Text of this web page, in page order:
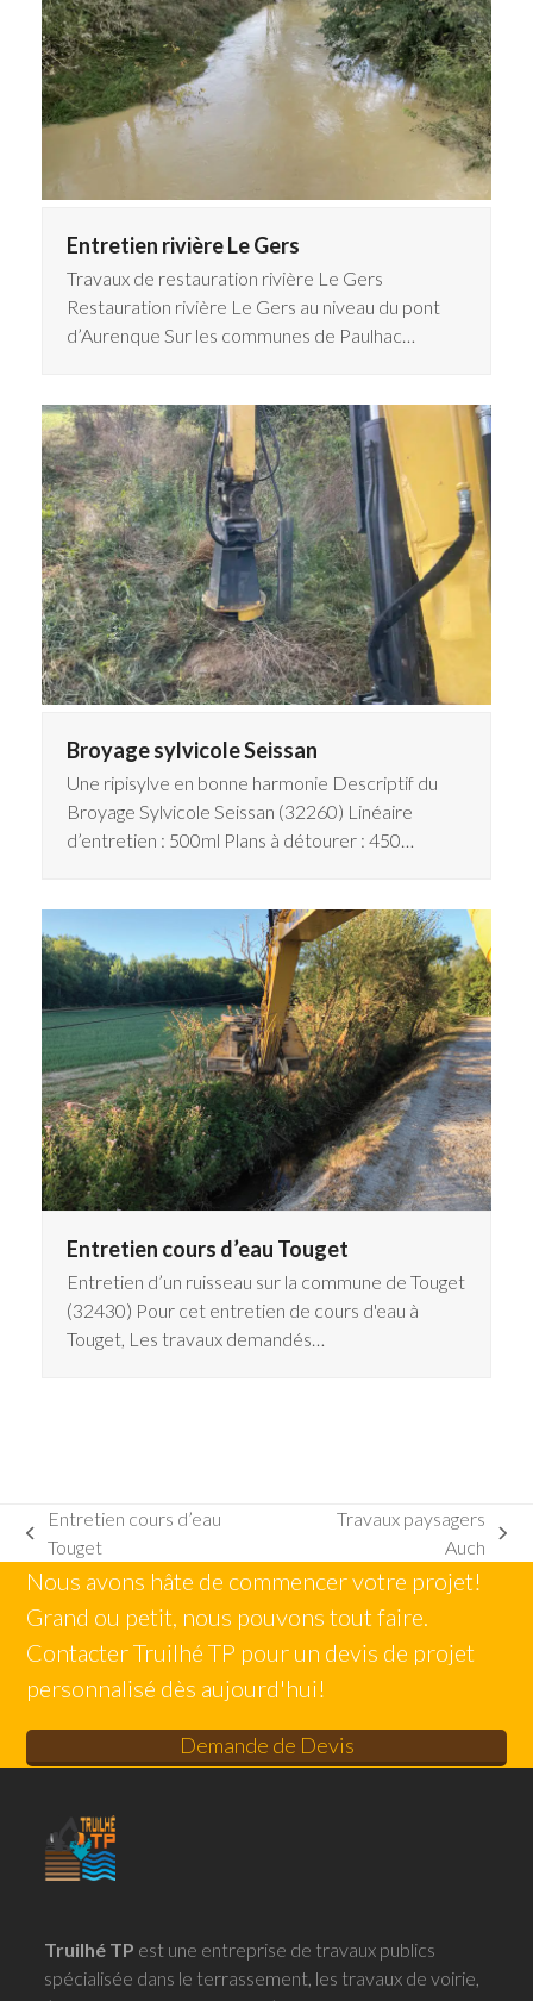
Entretien rivière Le Gers
Travaux de restauration rivière Le Gers
Restauration rivière Le Gers au niveau du pont
d’Aurenque Sur les communes de Paulhac…
Broyage sylvicole Seissan
Une ripisylve en bonne harmonie Descriptif du
Broyage Sylvicole Seissan (32260) Linéaire
d’entretien : 500ml Plans à détourer : 450…
Entretien cours d’eau Touget
Entretien d’un ruisseau sur la commune de Touget
(32430) Pour cet entretien de cours d'eau à
Touget, Les travaux demandés…
previous
post:
Entretien cours d’eau
Touget
post:
Travaux paysagers
Auch
Nous avons hâte de commencer votre projet!
Grand ou petit, nous pouvons tout faire.
Contacter Truilhé TP pour un devis de projet
personnalisé dès aujourd'hui!
Demande de Devis
Truilhé TP est une entreprise de travaux publics
spécialisée dans le terrassement, les travaux de voirie,